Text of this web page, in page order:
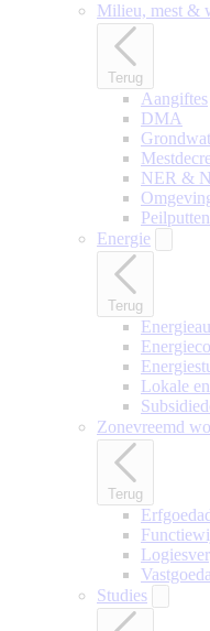
Milieu, mest &
Terug
Aangiftes
DMA
NER &
Peilputten
Energie
Terug
Lokale
Zonevreemd
Terug
Studies